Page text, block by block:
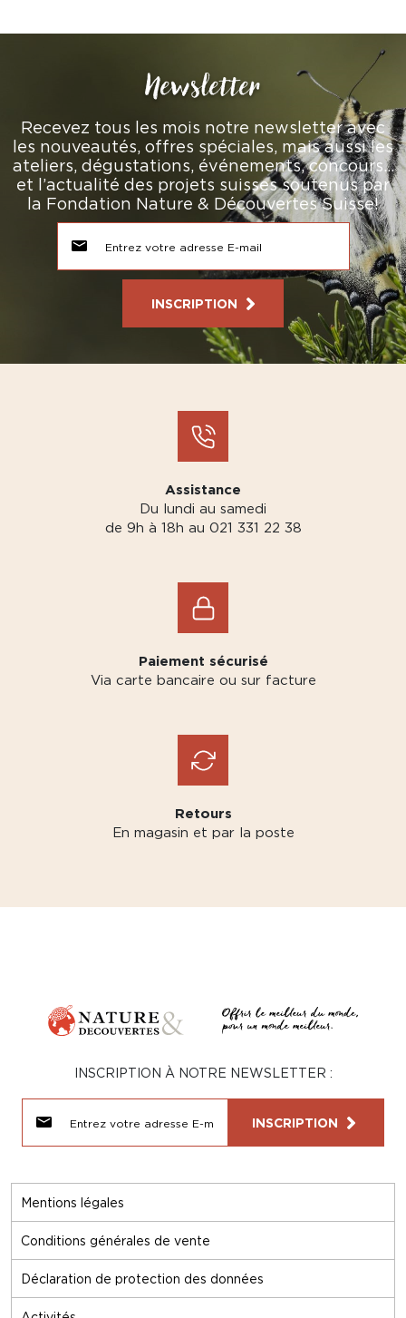
Newsletter
Recevez tous les mois notre newsletter avec
les nouveautés, offres spéciales, mais aussi les
ateliers, dégustations, événements, concours…
et l’actualité des projets suisses soutenus par
la Fondation Nature & Découvertes Suisse!
INSCRIPTION
Assistance
Du lundi au samedi
de 9h à 18h au 021 331 22 38
Paiement sécurisé
Via carte bancaire ou sur facture
Retours
En magasin et par la poste
Mentions légales
Conditions générales de vente
Déclaration de protection des données
INSCRIPTION À NOTRE NEWSLETTER :
INSCRIPTION